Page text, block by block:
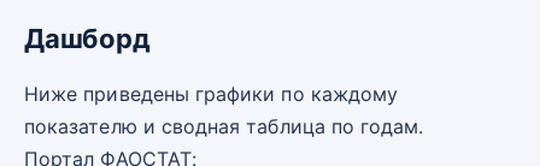
Дашборд
Ниже приведены графики по каждому
показателю и сводная таблица по годам.
Портал ФАОСТАТ: